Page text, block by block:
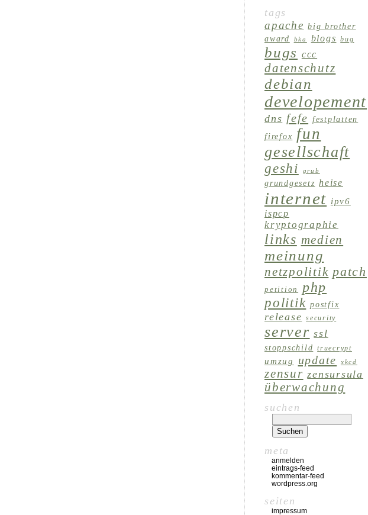
tags
apache big brother
award
bka blogs bug
bugs ccc
datenschutz
debian
developement
dns fefe festplatten
firefox fun
gesellschaft
geshi grub
grundgesetz heise
internet ipv6
ispcp
kryptographie
links medien
meinung
netzpolitik patch
petition php
politik postfix
release security
server ssl
stoppschild truecrypt
umzug update xkcd
zensur zensursula
überwachung
suchen
meta
anmelden
eintrags-feed
kommentar-feed
wordpress.org
seiten
impressum